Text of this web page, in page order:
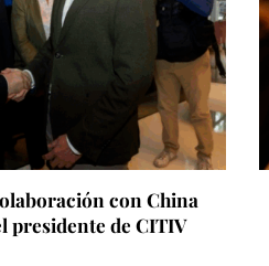
con China
presidente de CITIV